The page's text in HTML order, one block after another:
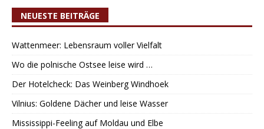
NEUESTE BEITRÄGE
Wattenmeer: Lebensraum voller Vielfalt
Wo die polnische Ostsee leise wird …
Der Hotelcheck: Das Weinberg Windhoek
Vilnius: Goldene Dächer und leise Wasser
Mississippi-Feeling auf Moldau und Elbe